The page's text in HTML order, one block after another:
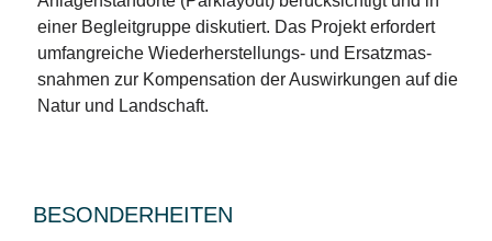
einer Begleitgruppe diskutiert. Das Projekt erfordert
umfangreiche Wiederherstellungs- und Ersatzmas-
snahmen zur Kompensation der Auswirkungen auf die
Natur und Landschaft.
BESONDERHEITEN